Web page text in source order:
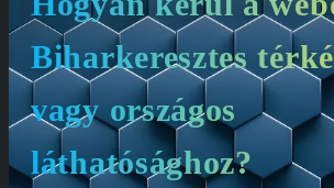
Biharkeresztes
vagy országos
láthatósághoz?